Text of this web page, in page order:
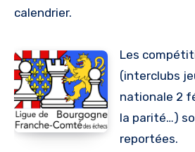
calendrier.
Les
(interclubs
nationale 2
la parité…)
reportées.